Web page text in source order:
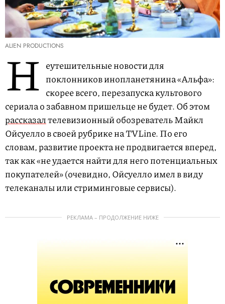
ALIEN PRODUCTIONS
Н еутешительные новости для
поклонников инопланетянина «Альфа»:
скорее всего, перезапуска культового
сериала о забавном пришельце не будет. Об этом
рассказалтелевизионный обозреватель Майкл
Ойсуелло в своей рубрике на TVLine. По его
словам, развитие проекта не продвигается вперед,
так как «не удается найти для него потенциальных
покупателей» (очевидно, Ойсуелло имел в виду
телеканалы или стриминговые сервисы).
РЕКЛАМА – ПРОДОЛЖЕНИЕ НИЖЕ